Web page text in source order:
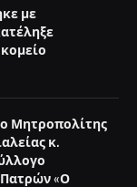
με
ο Μητροπολίτης
κ.
«Ο